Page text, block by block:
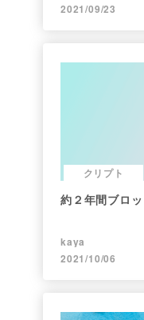
2021/09/23
クリプト
約２年間ブロ
kaya
2021/10/06